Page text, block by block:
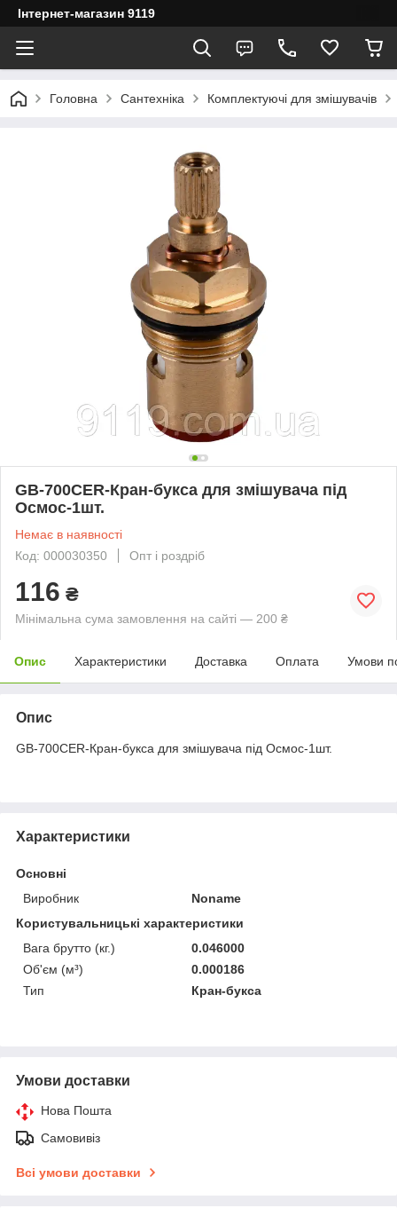
Інтернет-магазин 9119
Головна Сантехніка Комплектуючі для змішувачів
GB-700CER-Кран-букса для змішувача під
Осмос-1шт.
Немає в наявності
Код: 000030350
Опт і роздріб
116 ₴
Мінімальна сума замовлення на сайті — 200 ₴
Опис Характеристики Доставка Оплата Умови
Опис
GB-700CER-Кран-букса для змішувача під Осмос-1шт.
Характеристики
Основні
Виробник
Noname
Користувальницькі характеристики
Вага брутто (кг.)
0.046000
Об'єм (м³)
0.000186
Тип
Кран-букса
Умови доставки
Нова Пошта
Самовивіз
Всі умови доставки